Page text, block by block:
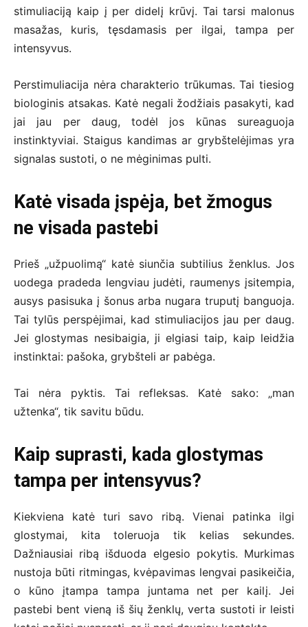
stimuliaciją kaip į per didelį krūvį. Tai tarsi malonus
masažas, kuris, tęsdamasis per ilgai, tampa per
intensyvus.
Perstimuliacija nėra charakterio trūkumas. Tai tiesiog
biologinis atsakas. Katė negali žodžiais pasakyti, kad
jai jau per daug, todėl jos kūnas sureaguoja
instinktyviai. Staigus kandimas ar grybštelėjimas yra
signalas sustoti, o ne mėginimas pulti.
Katė visada įspėja, bet žmogus
ne visada pastebi
Prieš „užpuolimą“ katė siunčia subtilius ženklus. Jos
uodega pradeda lengviau judėti, raumenys įsitempia,
ausys pasisuka į šonus arba nugara truputį banguoja.
Tai tylūs perspėjimai, kad stimuliacijos jau per daug.
Jei glostymas nesibaigia, ji elgiasi taip, kaip leidžia
instinktai: pašoka, grybšteli ar pabėga.
Tai nėra pyktis. Tai refleksas. Katė sako: „man
užtenka“, tik savitu būdu.
Kaip suprasti, kada glostymas
tampa per intensyvus?
Kiekviena katė turi savo ribą. Vienai patinka ilgi
glostymai, kita toleruoja tik kelias sekundes.
Dažniausiai ribą išduoda elgesio pokytis. Murkimas
nustoja būti ritmingas, kvėpavimas lengvai pasikeičia,
o kūno įtampa tampa juntama net per kailį. Jei
pastebi bent vieną iš šių ženklų, verta sustoti ir leisti